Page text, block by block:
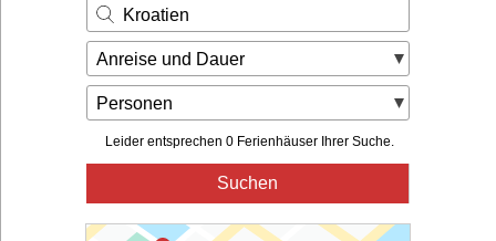
Kroatien
Anreise und Dauer
Personen
Leider entsprechen 0 Ferienhäuser Ihrer Suche.
Suchen